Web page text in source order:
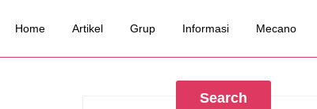
Home Artikel Grup Informasi Mecano
Search